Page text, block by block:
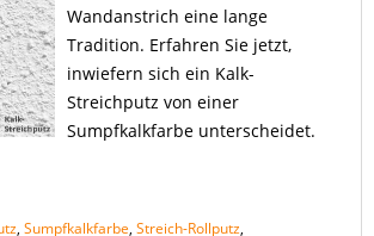
Wandanstrich eine lange
Tradition. Erfahren Sie jetzt,
inwiefern sich ein Kalk-
Streichputz von einer
Sumpfkalkfarbe unterscheidet.
, Sumpfkalkfarbe, Streich-Rollputz,